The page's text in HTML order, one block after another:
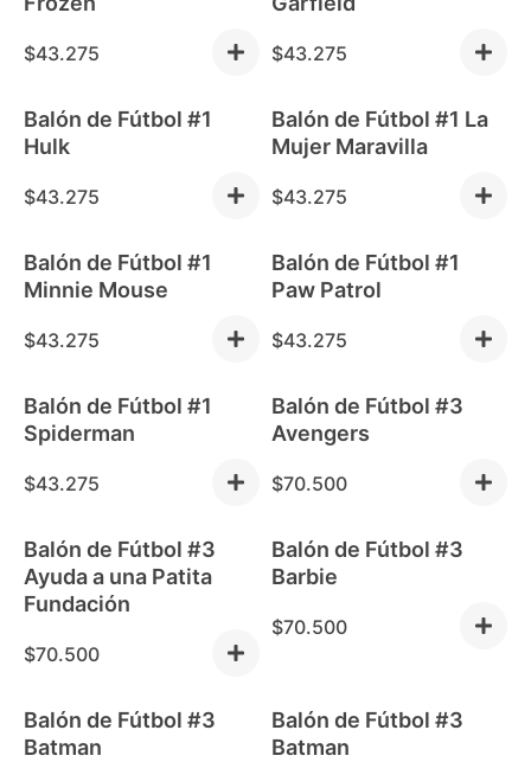
$43.275 $43.275
Out of stock
Balón de Fútbol #1
Hulk
$43.275
Out of stock
Balón de Fútbol #1 La
Mujer Maravilla
$43.275
Out of stock
Balón de Fútbol #1
Minnie Mouse
$43.275
Out of stock
Balón de Fútbol #1
Paw Patrol
$43.275
Out of stock
Balón de Fútbol #1
Spiderman
$43.275
Balón de Fútbol #3
Avengers
$70.500
Balón de Fútbol #3
Ayuda a una Patita
Fundación
$70.500
Balón de Fútbol #3
Barbie
$70.500
Balón de Fútbol #3
Batman
Balón de Fútbol #3
Batman